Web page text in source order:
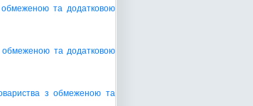
та додатковою
обмеженою та додатковою
з обмеженою та